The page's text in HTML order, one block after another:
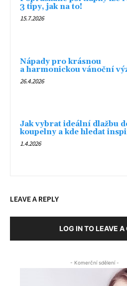
3 tipy, jak na to!
15.7.2026
Nápady pro krásnou
a harmonickou vánoční
26.4.2026
Jak vybrat ideální dlažbu
koupelny a kde hledat
1.4.2026
LEAVE A REPLY
LOG IN TO LEAVE
- Komerční sdělení -